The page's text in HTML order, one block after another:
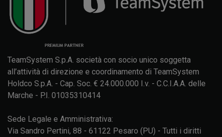
TeamSystem S.p.A. società con socio unico soggetta
all’attività di direzione e coordinamento di TeamSystem
Holdco S.p.A. - Cap. Soc. € 24.000.000 I.v. - C.C.I.A.A. delle
Marche - P.I. 01035310414
Sede Legale e Amministrativa:
Via Sandro Pertini, 88 - 61122 Pesaro (PU) - Tutti i diritti